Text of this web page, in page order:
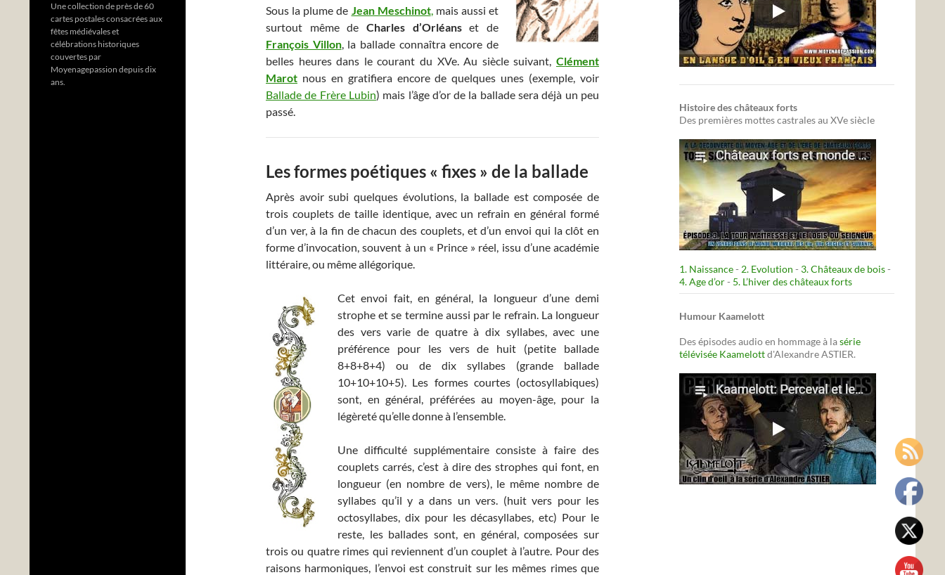
Sous la plume de Jean Meschinot,mais aussi et
surtout même de Charles d’Orléanset de
François Villon, la ballade connaîtra encore de
belles heures dans le courant du XVe. Au siècle suivant, Clément
Marot nous en gratifiera encore de quelques unes (exemple, voir
Ballade de Frère Lubin) mais l’âge d’or de la ballade sera déjà un peu
passé.
Les formes poétiques « fixes » de la ballade
Après avoir subi quelques évolutions, la ballade est composée de
trois couplets de taille identique, avec un refrain en général formé
d’un ver, à la fin de chacun des couplets, et d’un envoi qui la clôt en
forme d’invocation, souvent à un « Prince » réel, issu d’une académie
littéraire, ou même allégorique.
Cet envoi fait, en général, la longueur d’une demi
strophe et se termine aussi par le refrain. La longueur
des vers varie de quatre à dix syllabes, avec une
préférence pour les vers de huit (petite ballade
8+8+8+4) ou de dix syllabes (grande ballade
10+10+10+5). Les formes courtes (octosyllabiques)
sont, en général, préférées au moyen-âge, pour la
légèreté qu’elle donne à l’ensemble.
Une difficulté supplémentaire consiste à faire des
couplets carrés, c’est à dire des strophes qui font, en
longueur (en nombre de vers), le même nombre de
syllabes qu’il y a dans un vers. (huit vers pour les
octosyllabes, dix pour les décasyllabes, etc) Pour le
reste, les ballades sont, en général, composées sur
trois ou quatre rimes qui reviennent d’un couplet à l’autre. Pour des
raisons harmoniques, l’envoi est construit sur les mêmes rimes que
Histoire des châteaux forts
Des premières mottes castrales au XVe siècle
1. Naissance- 2. Evolution - 3. Châteaux de bois-
4. Age d’or- 5. L’hiver des châteaux forts
Humour Kaamelott
Des épisodes audio en hommage à lasérie
télévisée Kaamelottd'Alexandre ASTIER.
Une collection de près de 60
cartes postales consacrées aux
fêtes médiévales et
célébrations historiques
couvertes par
Moyenagepassion depuis dix
ans.